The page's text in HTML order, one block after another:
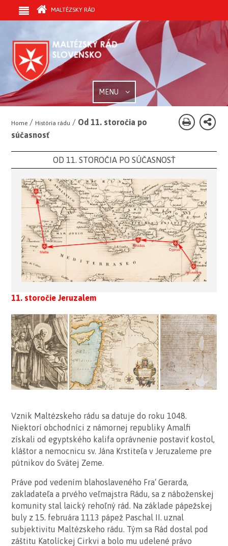
MALTÉZSKY RÁD
MENU
Home /História rádu / Od 11. storočia po
súčasnosť
OD 11. STOROČIA PO SÚČASNOSŤ
11. storočie Jeruzalem
Vznik Maltézskeho rádu sa datuje do roku 1048.
Niektorí obchodníci z námornej republiky Amalfi
získali od egyptského kalifa oprávnenie postaviť kostol,
kláštor a nemocnicu sv. Jána Krstiteľa v Jeruzaleme pre
pútnikov do Svätej Zeme.
Práve pod vedením blahoslaveného Fra‘ Gerarda,
zakladateľa a prvého veľmajstra Rádu, sa z náboženskej
komunity stal laický rehoľný rád. Na základe pápežskej
buly z 15. februára 1113 pápež Paschal II. uznal
subjektivitu Maltézskeho rádu. Tým sa Rád dostal pod
záštitu Katolíckej Cirkvi a bolo mu udelené právo